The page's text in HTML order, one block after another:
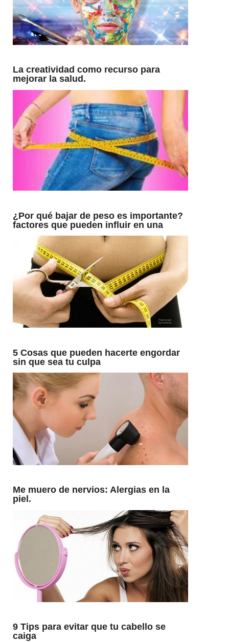
La creatividad como recurso para
mejorar la salud.
¿Por qué bajar de peso es importante?
factores que pueden influir en una
persona
5 Cosas que pueden hacerte engordar
sin que sea tu culpa
Me muero de nervios: Alergias en la
piel.
9 Tips para evitar que tu cabello se
caiga